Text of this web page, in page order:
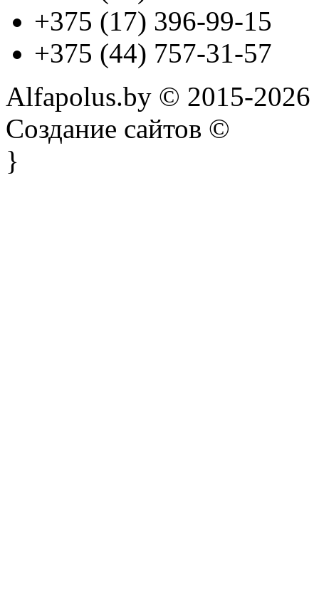
+375 (17) 396-99-15
+375 (44) 757-31-57
Alfapolus.by © 2015-2026
Создание сайтов ©
}